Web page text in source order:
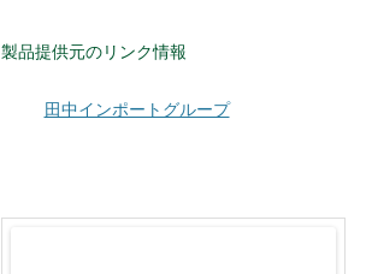
製品提供元のリンク情報
田中インポートグループ